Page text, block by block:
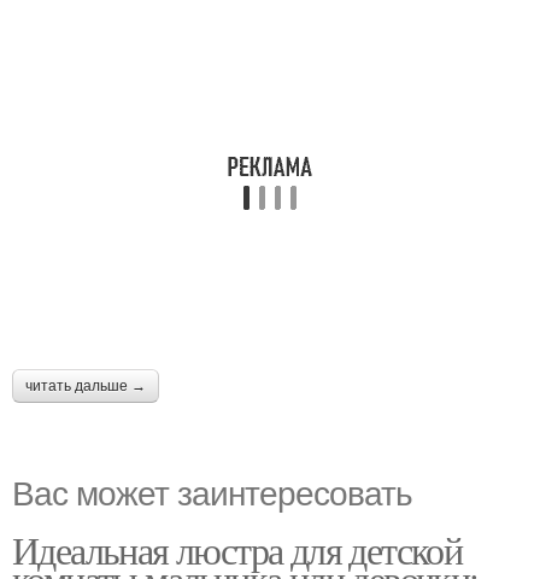
читать дальше →
Вас может заинтересовать
Идеальная люстра для детской